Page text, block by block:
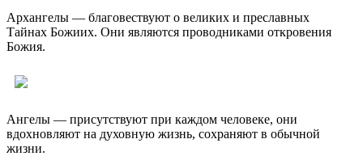
Архангелы — благовествуют о великих и преславных
Тайнах Божиих. Они являются проводниками откровения
Божия.
Ангелы — присутствуют при каждом человеке, они
вдохновляют на духовную жизнь, сохраняют в обычной
жизни.